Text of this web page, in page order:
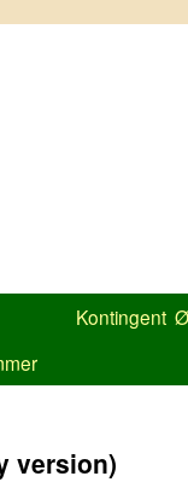
Kontingent
version)